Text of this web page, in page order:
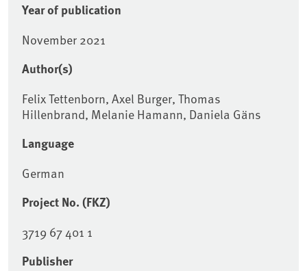
Year of publication
November 2021
Author(s)
Felix Tettenborn, Axel Burger, Thomas
Hillenbrand, Melanie Hamann, Daniela Gäns
Language
German
Project No. (FKZ)
3719 67 401 1
Publisher